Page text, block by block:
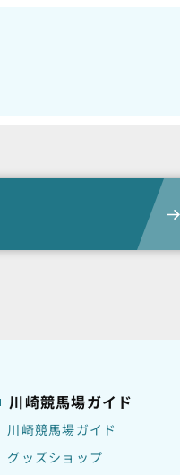
川崎競馬場ガイド
川崎競馬場ガイド
グッズショップ